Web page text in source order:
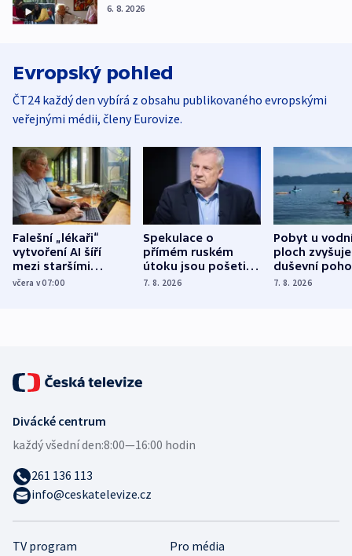
6. 8. 2026
Evropský pohled
ČT24 každý den vybírá z obsahu publikovaného evropskými
veřejnými médii, členy Eurovize.
Falešní „lékaři“
vytvoření AI šíří
mezi staršími
Poláky nebezpečné
včera v 07:00
Spekulace o
přímém ruském
útoku jsou pošetilé,
míní estonský
7. 8. 2026
Pobyt u
ploch zvyšuje
duševní
ukázala
7. 8. 2026
TV program
Pro média
Divácké centrum
každý všední den:8:00—16:00 hodin
261 136 113
info@ceskatelevize.cz